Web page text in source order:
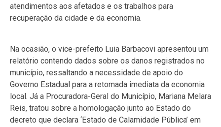
atendimentos aos afetados e os trabalhos para
recuperação da cidade e da economia.
Na ocasião, o vice-prefeito Luia Barbacovi apresentou um
relatório contendo dados sobre os danos registrados no
município, ressaltando a necessidade de apoio do
Governo Estadual para a retomada imediata da economia
local. Já a Procuradora-Geral do Município, Mariana Melara
Reis, tratou sobre a homologação junto ao Estado do
decreto que declara ‘Estado de Calamidade Pública’ em